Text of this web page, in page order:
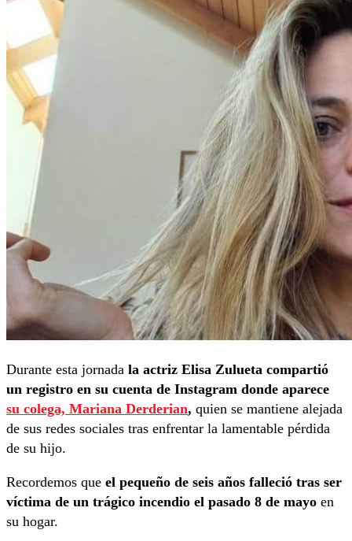
Durante esta jornada la actriz Elisa Zulueta compartió
un registro en su cuenta de Instagram donde aparece
su colega, Mariana Derderian, quien se mantiene alejada
de sus redes sociales tras enfrentar la lamentable pérdida
de su hijo.
Recordemos que el pequeño de seis años falleció tras ser
víctima de un trágico incendio el pasado 8 de mayo en
su hogar.